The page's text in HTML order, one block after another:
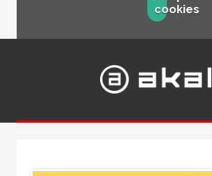
cookies